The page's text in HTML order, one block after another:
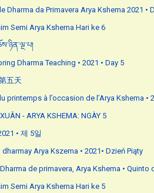
Dharma da Primavera Arya Kshema 2021 •
Semi Arya Kshema Hari ke 6
Dharma Teaching • 2021 • Day 5
五天
printemps à l’occasion de l’Arya Kshema •
- ARYA KSHEMA: NGÀY 5
• 제 5일
Arya Kszema • 2021• Dzień Piąty
de primavera, Arya Kshema • Quinto
Semi Arya Kshema Hari ke 5